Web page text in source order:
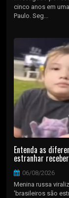
cinco anos em
Paulo. Seg...
Entenda as
estranhar
06/08/2026
Menina russa
'brasileiros são